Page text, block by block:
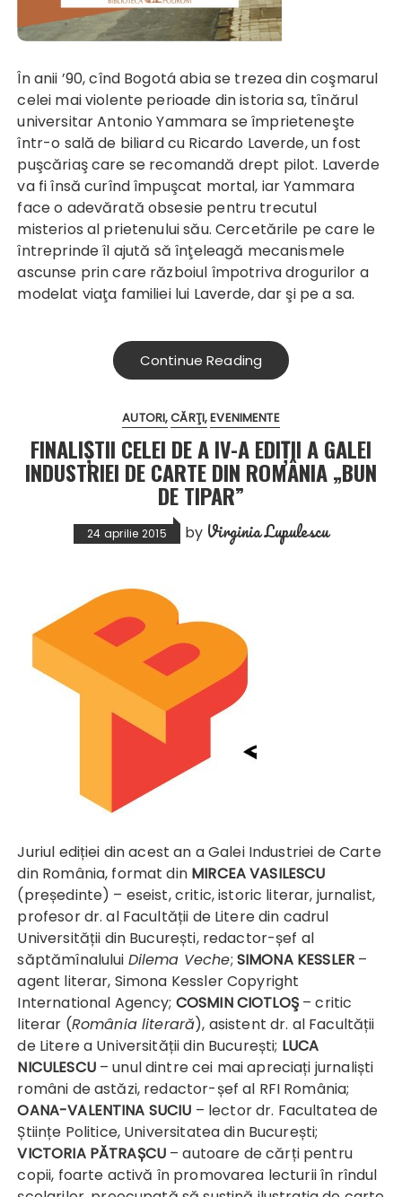
În anii ’90, cînd Bogotá abia se trezea din coşmarul
celei mai violente perioade din istoria sa, tînărul
universitar Antonio Yammara se împrieteneşte
într-o sală de biliard cu Ricardo Laverde, un fost
puşcăriaş care se recomandă drept pilot. Laverde
va fi însă curînd împuşcat mortal, iar Yammara
face o adevărată obsesie pentru trecutul
misterios al prietenului său. Cercetările pe care le
întreprinde îl ajută să înţeleagă mecanismele
ascunse prin care războiul împotriva drogurilor a
modelat viaţa familiei lui Laverde, dar şi pe a sa.
Continue Reading
AUTORI CĂRŢI EVENIMENTE
FINALIȘTII CELEI DE A IV-A EDIȚII A GALEI
INDUSTRIEI DE CARTE DIN ROMÂNIA „BUN
DE TIPAR”
24 aprilie 2015 by Virginia Lupulescu
Juriul ediției din acest an a Galei Industriei de Carte
din România, format din MIRCEA VASILESCU
(președinte) – eseist, critic, istoric literar, jurnalist,
profesor dr. al Facultății de Litere din cadrul
Universității din București, redactor-șef al
săptămînalului Dilema Veche; SIMONA KESSLER–
agent literar, Simona Kessler Copyright
International Agency; COSMIN CIOTLOŞ– critic
literar (România literară), asistent dr. al Facultății
de Litere a Universității din București; LUCA
NICULESCU– unul dintre cei mai apreciați jurnaliști
români de astăzi, redactor-șef al RFI România;
OANA-VALENTINA SUCIU – lector dr. Facultatea de
Științe Politice, Universitatea din București;
VICTORIA PĂTRAȘCU – autoare de cărți pentru
copii, foarte activă în promovarea lecturii în rîndul